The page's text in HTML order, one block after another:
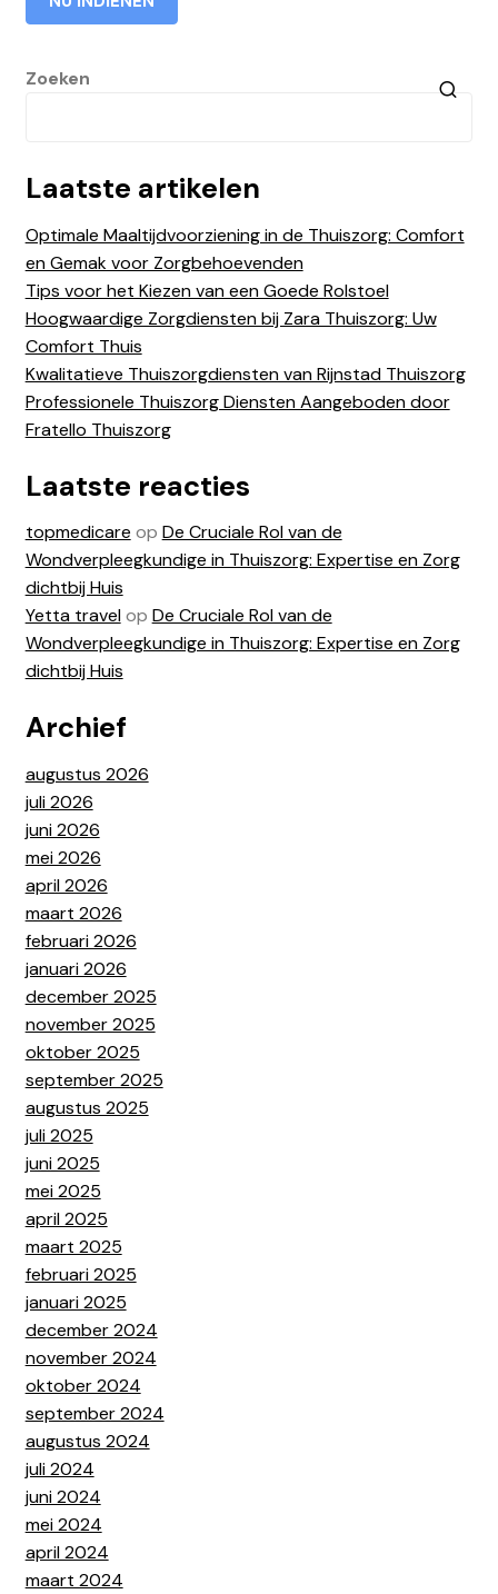
Zoeken
Laatste artikelen
Optimale Maaltijdvoorziening in de Thuiszorg: Comfort
en Gemak voor Zorgbehoevenden
Tips voor het Kiezen van een Goede Rolstoel
Hoogwaardige Zorgdiensten bij Zara Thuiszorg: Uw
Comfort Thuis
Kwalitatieve Thuiszorgdiensten van Rijnstad Thuiszorg
Professionele Thuiszorg Diensten Aangeboden door
Fratello Thuiszorg
Laatste reacties
topmedicare op De Cruciale Rol van de
Wondverpleegkundige in Thuiszorg: Expertise en Zorg
dichtbij Huis
Yetta travelop De Cruciale Rol van de
Wondverpleegkundige in Thuiszorg: Expertise en Zorg
dichtbij Huis
Archief
augustus 2026
juli 2026
juni 2026
mei 2026
april 2026
maart 2026
februari 2026
januari 2026
december 2025
november 2025
oktober 2025
september 2025
augustus 2025
juli 2025
juni 2025
mei 2025
april 2025
maart 2025
februari 2025
januari 2025
december 2024
november 2024
oktober 2024
september 2024
augustus 2024
juli 2024
juni 2024
mei 2024
april 2024
maart 2024